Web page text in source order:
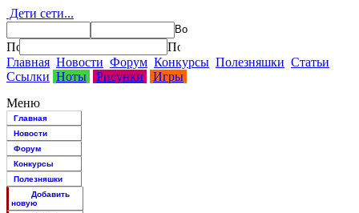
Дети сети...
Главная Новости Форум Конкурсы Полезняшки Статьи
Ссылки Ноты Рисунки
Игры
Меню
Главная
Новости
Форум
Конкурсы
Полезняшки
Добавить
новую